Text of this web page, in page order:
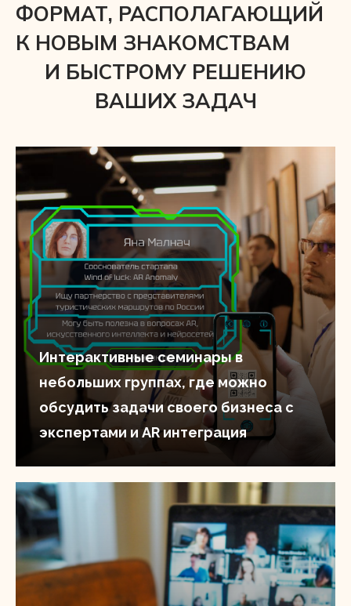
ФОРМАТ, РАСПОЛАГАЮЩИЙ
К НОВЫМ ЗНАКОМСТВАМ
И БЫСТРОМУ РЕШЕНИЮ
ВАШИХ ЗАДАЧ
Интерактивные семинары в
небольших группах, где можно
обсудить задачи своего бизнеса с
экспертами и AR интеграция